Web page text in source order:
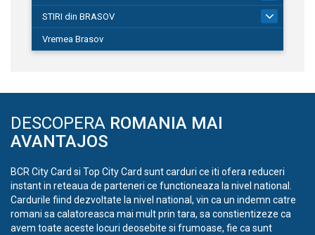
STIRI din BRASOV
Vremea Brasov
DESCOPERA ROMANIA MAI
AVANTAJOS
BCR City Card si Top City Card sunt carduri ce iti ofera reduceri
instant in reteaua de parteneri ce functioneaza la nivel national.
Cardurile fiind dezvoltate la nivel national, vin ca un indemn catre
romani sa calatoreasca mai mult prin tara, sa constientizeze ca
avem toate aceste locuri deosebite si frumoase, fie ca sunt